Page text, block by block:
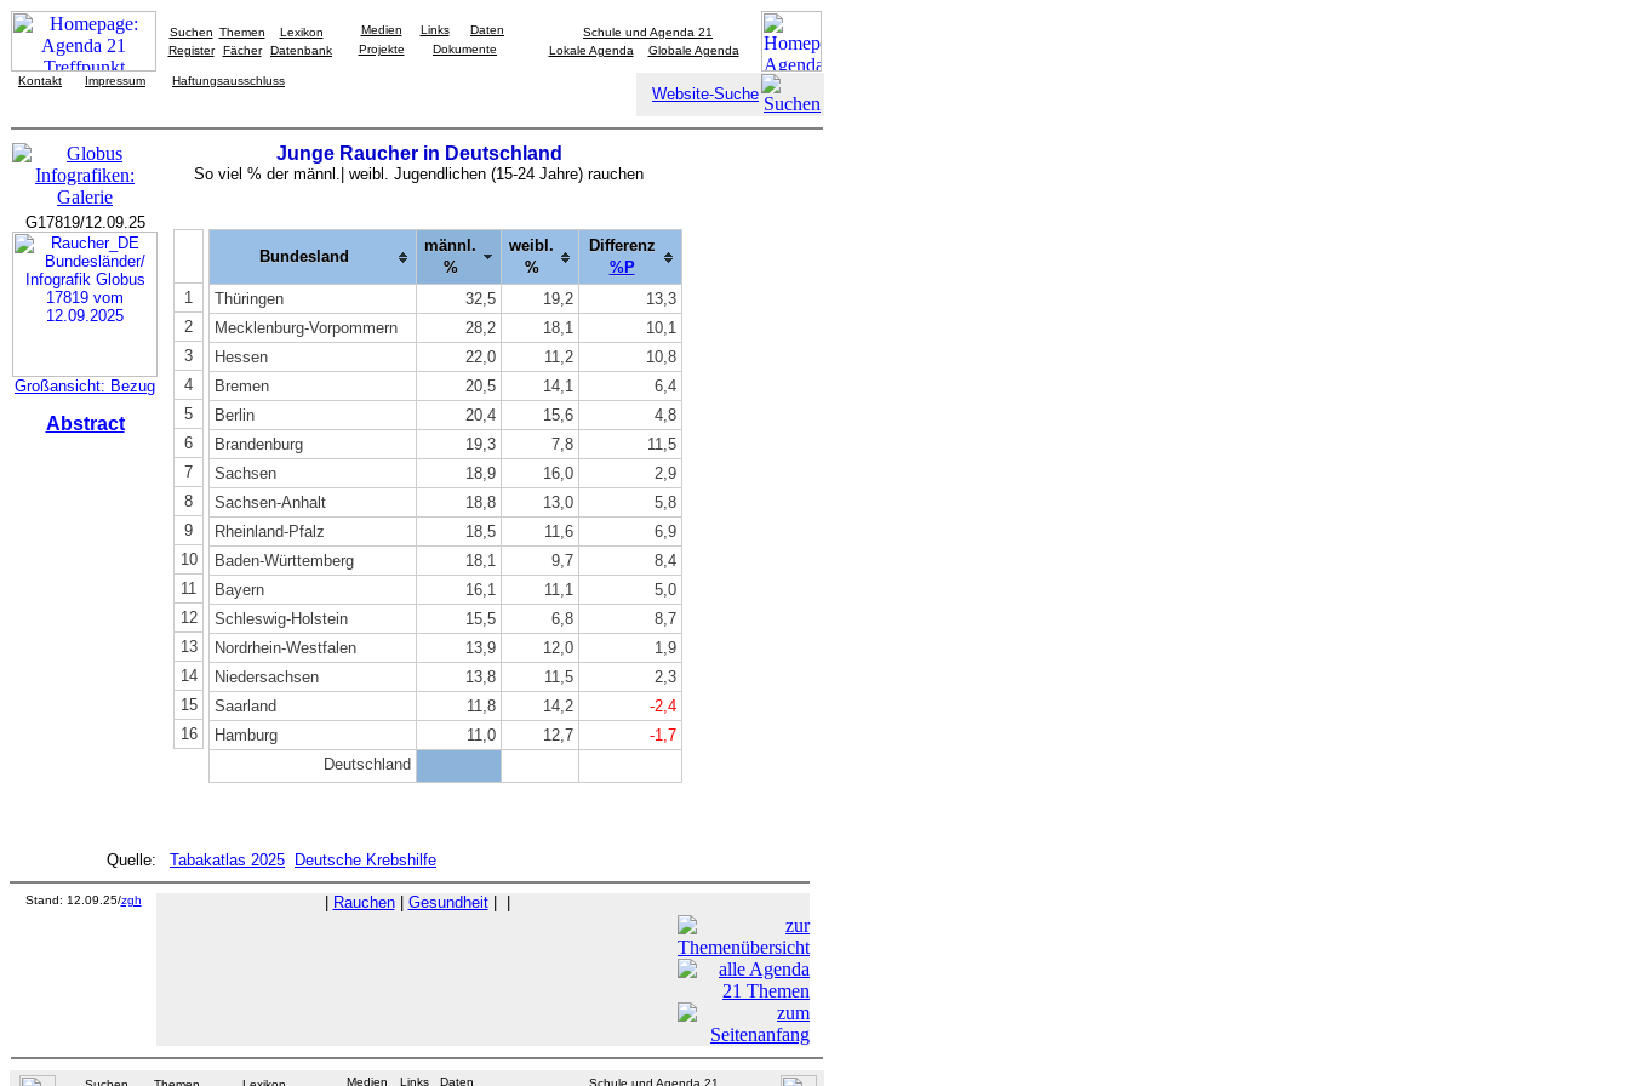
Suchen Themen
Lexikon
Register
Fächer Datenbank
Medien Links
Daten
Projekte
Dokumente
Schule und Agenda 21
Lokale Agenda
Globale Agenda
Kontakt Impressum Haftungsausschluss
Website-Suche
Junge Raucher in Deutschland
So viel % der männl.| weibl. Jugendlichen (15-24 Jahre) rauchen
G17819/12.09.25
Großansicht: Bezug
Abstract
1
2
3
4
5
6
7
8
9
10
11
12
13
14
15
16
Bundesland
männl.
%
weibl.
%
Differenz
%P
Thüringen
32,5 19,2
13,3
Mecklenburg-Vorpommern
28,2 18,1
10,1
Hessen
22,0 11,2
10,8
Bremen
20,5 14,1
6,4
Berlin
20,4 15,6
4,8
Brandenburg
19,3 7,8
11,5
Sachsen
18,9 16,0
2,9
Sachsen-Anhalt
18,8 13,0
5,8
Rheinland-Pfalz
18,5 11,6
6,9
Baden-Württemberg
18,1 9,7
8,4
Bayern
16,1 11,1
5,0
Schleswig-Holstein
15,5 6,8
8,7
Nordrhein-Westfalen
13,9 12,0
1,9
Niedersachsen
13,8 11,5
2,3
Saarland
11,8 14,2
-2,4
Hamburg
11,0 12,7
-1,7
Deutschland
Quelle: Tabakatlas 2025 Deutsche Krebshilfe
Stand: 12.09.25/zgh Rauchen| Gesundheit|
Medien Links Daten Schule und Agenda 21